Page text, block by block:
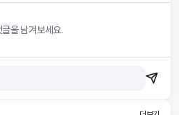
글을 남겨보세요.